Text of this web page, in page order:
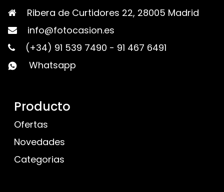
Ribera de Curtidores 22, 28005 Madrid
info@fotocasion.es
(+34) 91 539 7490 - 91 467 6491
Whatsapp
Producto
Ofertas
Novedades
Categorias